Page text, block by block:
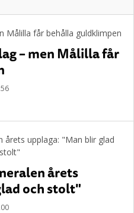
– men Målilla får
årets
och stolt"